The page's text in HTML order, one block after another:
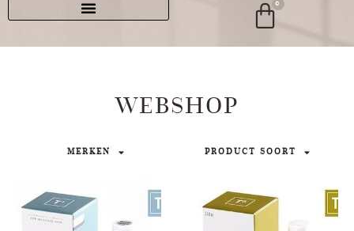
0
WEBSHOP
MERKEN PRODUCT SOORT